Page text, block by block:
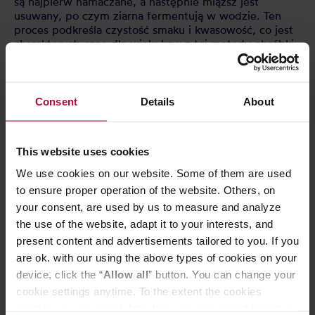
Consent Details About
This website uses cookies
We use cookies on our website. Some of them are used
to ensure proper operation of the website. Others, on
your consent, are used by us to measure and analyze
the use of the website, adapt it to your interests, and
present content and advertisements tailored to you. If you
are ok. with our using the above types of cookies on your
device, click the “Allow all” button. You can change your
cookie settings anytime. To the extent the cookies
usuwany, po czym ziarna fermentują w wodzie. Ten
proces podkreśla czystość smaku i kwasowość, co jest
charakterystyczne dla wielu kaw z tej metody obróbki.
Stan Huila znajduje się w południowej części Kolumbii.
wschodnią a centralną kordylery przepływa rzeka
Magdalena, prowadząca w kierunku wybrzeża
karaibskiego. Między centralnymi a zachodnimi
łańcuchami górskimi znajduje się rzeka Cauca, która
wpada do rzeki Magdalena na równinach karaibskich.
Gleba w tym obszarze jest wulkaniczna, co czyni ją
idealną do uprawy kawy wysokiej jakości. Dzięki
lokalizacji geograficznej w pobliżu równika różnice
między porami roku w Kolumbii są niewielkie.
PARZENIE